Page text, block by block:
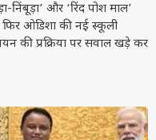
और ‘रिंद पोश माल’
ओडिशा की नई स्कूली
की प्रक्रिया पर सवाल खड़े कर